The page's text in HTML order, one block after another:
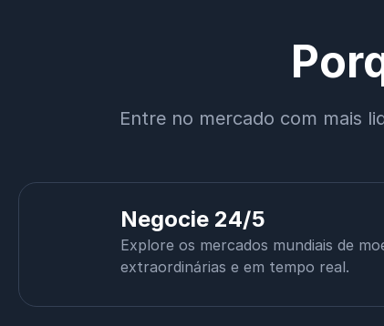
Entre no mercado com mais
Negocie 24/5
Explore os mercados mundiais de
extraordinárias e em tempo real.